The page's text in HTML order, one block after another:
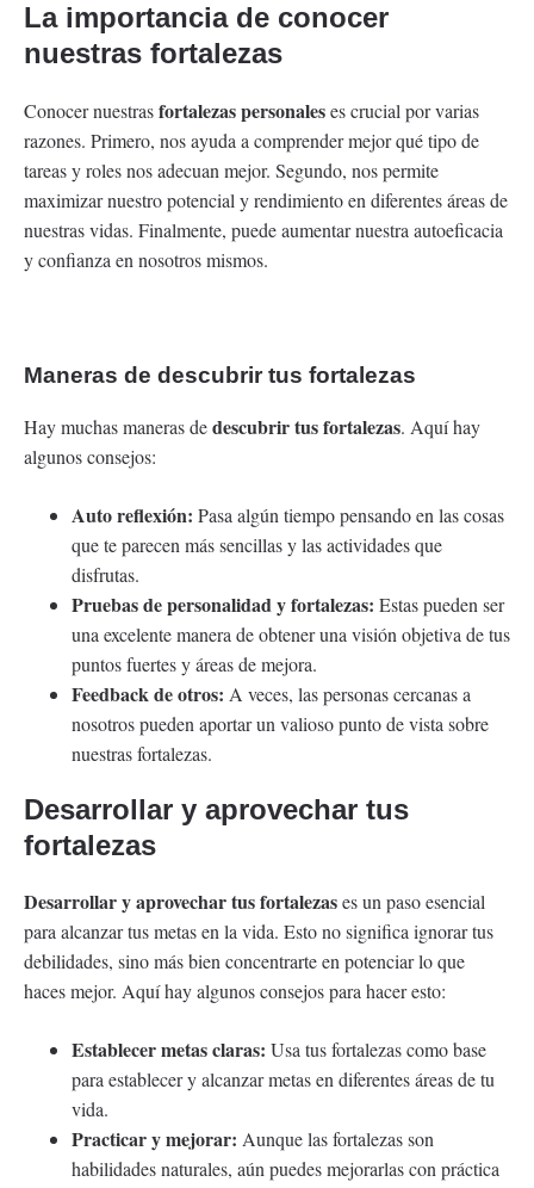
La importancia de conocer
nuestras fortalezas
Conocer nuestrasfortalezas personaleses crucial por varias
razones. Primero, nos ayuda a comprender mejor qué tipo de
tareas y roles nos adecuan mejor. Segundo, nos permite
maximizar nuestro potencial y rendimiento en diferentes áreas de
nuestras vidas. Finalmente, puede aumentar nuestra autoeficacia
y confianza en nosotros mismos.
Maneras de descubrir tus fortalezas
Hay muchas maneras dedescubrir tus fortalezas. Aquí hay
algunos consejos:
Auto reflexión: Pasa algún tiempo pensando en las cosas
que te parecen más sencillas y las actividades que
disfrutas.
Pruebas de personalidad y fortalezas: Estas pueden ser
una excelente manera de obtener una visión objetiva de tus
puntos fuertes y áreas de mejora.
Feedback de otros: A veces, las personas cercanas a
nosotros pueden aportar un valioso punto de vista sobre
nuestras fortalezas.
Desarrollar y aprovechar tus
fortalezas
Desarrollar y aprovechar tus fortalezases un paso esencial
para alcanzar tus metas en la vida. Esto no significa ignorar tus
debilidades, sino más bien concentrarte en potenciar lo que
haces mejor. Aquí hay algunos consejos para hacer esto:
Establecer metas claras: Usa tus fortalezas como base
para establecer y alcanzar metas en diferentes áreas de tu
vida.
Practicar y mejorar: Aunque las fortalezas son
habilidades naturales, aún puedes mejorarlas con práctica